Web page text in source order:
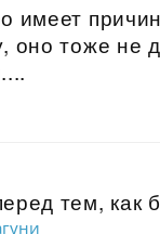
имеет
оно тоже не
тем, как